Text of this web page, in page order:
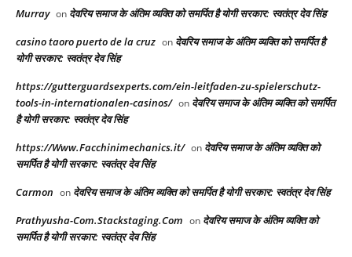
Murray on देवरिय समाज के अंतिम व्यक्ति को समर्पित है योगी सरकार: स्वतंत्र देव सिंह
casino taoro puerto de la cruz on देवरिय समाज के अंतिम व्यक्ति को समर्पित है
योगी सरकार: स्वतंत्र देव सिंह
https://gutterguardsexperts.com/ein-leitfaden-zu-spielerschutz-
tools-in-internationalen-casinos/ on देवरिय समाज के अंतिम व्यक्ति को समर्पित
है योगी सरकार: स्वतंत्र देव सिंह
https://Www.Facchinimechanics.it/ on देवरिय समाज के अंतिम व्यक्ति को
समर्पित है योगी सरकार: स्वतंत्र देव सिंह
Carmon on देवरिय समाज के अंतिम व्यक्ति को समर्पित है योगी सरकार: स्वतंत्र देव सिंह
Prathyusha-Com.Stackstaging.Com on देवरिय समाज के अंतिम व्यक्ति को
समर्पित है योगी सरकार: स्वतंत्र देव सिंह